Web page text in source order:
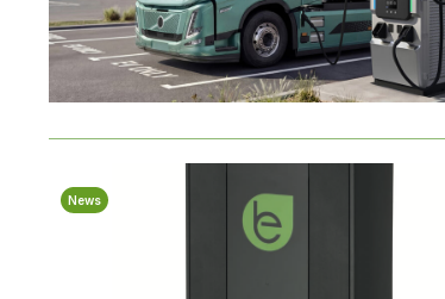
News